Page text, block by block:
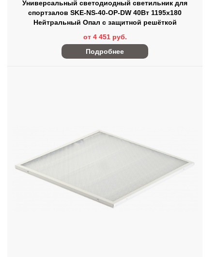
Универсальный светодиодный светильник для
спортзалов SKE-NS-40-OP-DW 40Вт 1195х180
Нейтральный Опал с защитной решёткой
от 4 451 руб.
Подробнее